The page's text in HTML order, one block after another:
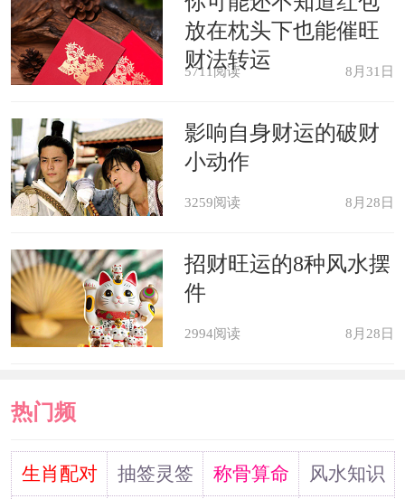
绳】来作为招财旺运的吉祥物，济财手
绳有巩固流年财运，生旺财气，化解破
禄、财运顺遂。
佩戴粉水晶手链
生肖猪在2021年也非常适合佩戴粉
水晶手链。属猪人在本年度的感情发展
并不是很稳定，尤其对于单身之人，爱
足以吸引到异性的关注。但是在粉水晶
的作用之下，属猪人的异性缘却会有明
显的提升，无论是通过相亲还是工作的
放在枕头下也能催旺
财法转运
5711阅读 8月31日
影响自身财运的破财
小动作
3259阅读 8月28日
招财旺运的8种风水摆
件
2994阅读 8月28日
热门频
道生肖配对 抽签灵签 称骨算命
风水知识